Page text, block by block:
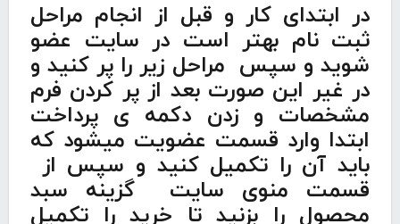
در ابتدای کار و قبل از انجام مراحل
ثبت نام بهتر است در سایت عضو
شوید و سپس مراحل زیر را پر کنید و
در غیر این صورت بعد از پر کردن فرم
مشخصات و زدن دکمه ی پرداخت
ابتدا وارد قسمت عضویت میشود که
باید آن را تکمیل کنید و سپس از
قسمت منوی سایت گزینه سبد
محصول را بزنید تا خرید را تکمیل